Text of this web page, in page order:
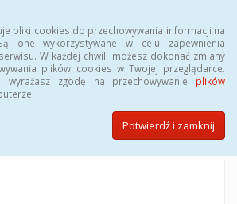
pliki cookies do przechowywania informacji na
one wykorzystywane w celu zapewnienia
W każdej chwili możesz dokonać zmiany
plików cookies w Twojej przeglądarce.
wyrażasz zgodę na przechowywanie plików
Potwierdź i zamknij
PUBLICZNEJ
Miasta Opola